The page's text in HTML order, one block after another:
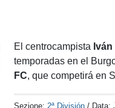
El centrocampista
temporadas en el
FC, que competirá en
Sezione:2ª División / Data: